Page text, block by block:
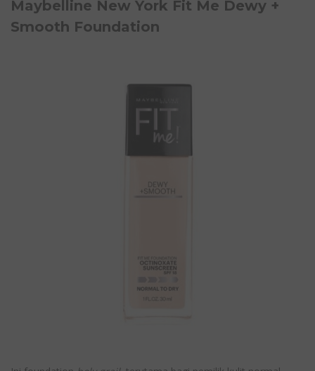
Maybelline New York Fit Me Dewy +
Smooth Foundation